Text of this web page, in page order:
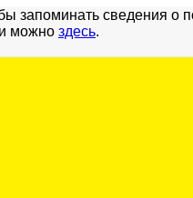
запоминать сведения о
можно здесь.